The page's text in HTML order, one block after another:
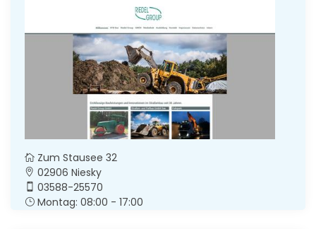
Zum Stausee 32
02906 Niesky
03588-25570
Montag: 08:00 - 17:00